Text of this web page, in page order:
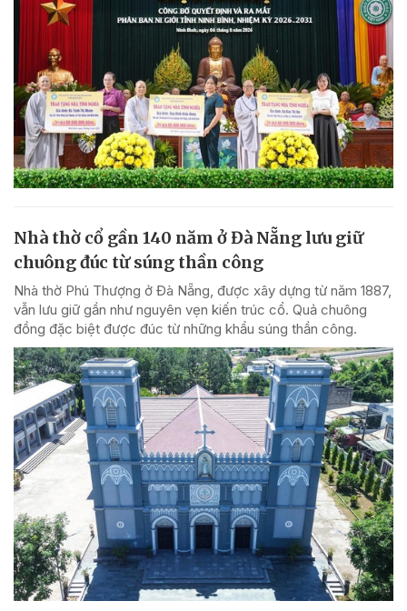
Nhà thờ cổ gần 140 năm ở Đà Nẵng lưu giữ
chuông đúc từ súng thần công
Nhà thờ Phú Thượng ở Đà Nẵng, được xây dựng từ năm 1887,
vẫn lưu giữ gần như nguyên vẹn kiến trúc cổ. Quả chuông
đồng đặc biệt được đúc từ những khẩu súng thần công.